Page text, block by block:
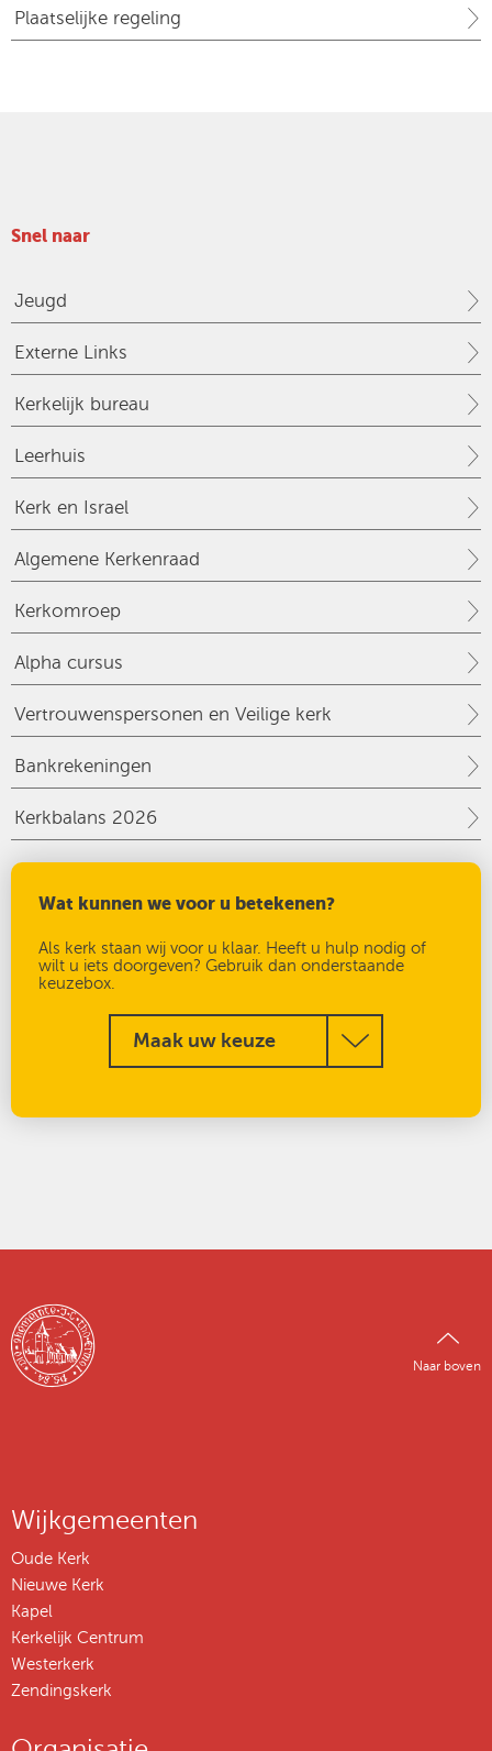
Plaatselijke regeling
Snel naar
Jeugd
Externe Links
Kerkelijk bureau
Leerhuis
Kerk en Israel
Algemene Kerkenraad
Kerkomroep
Alpha cursus
Vertrouwenspersonen en Veilige kerk
Bankrekeningen
Kerkbalans 2026
Wat kunnen we voor u betekenen?
Als kerk staan wij voor u klaar. Heeft u hulp nodig of
wilt u iets doorgeven? Gebruik dan onderstaande
keuzebox.
Maak uw keuze
Naar boven
Wijkgemeenten
Oude Kerk
Nieuwe Kerk
Kapel
Kerkelijk Centrum
Westerkerk
Zendingskerk